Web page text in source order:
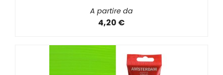
A partire da
4,20 €